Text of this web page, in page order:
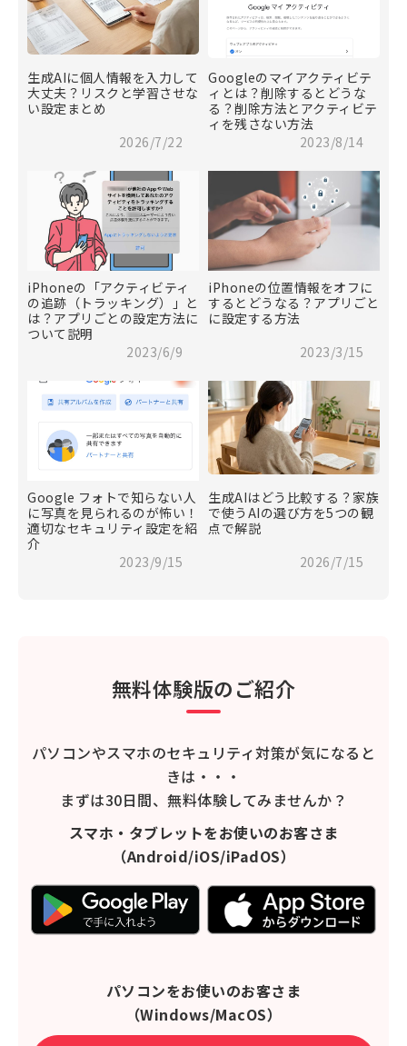
生成AIに個人情報を入力して
大丈夫？リスクと学習させな
い設定まとめ
2026/7/22
Googleのマイアクティビテ
ィとは？削除するとどうな
る？削除方法とアクティビテ
ィを残さない方法
2023/8/14
iPhoneの「アクティビティ
の追跡（トラッキング）」と
は？アプリごとの設定方法に
ついて説明
2023/6/9
iPhoneの位置情報をオフに
するとどうなる？アプリごと
に設定する方法
2023/3/15
Google フォトで知らない人
に写真を見られるのが怖い！
適切なセキュリティ設定を紹
介
2023/9/15
生成AIはどう比較する？家族
で使うAIの選び方を5つの観
点で解説
2026/7/15
無料体験版のご紹介
パソコンやスマホのセキュリティ対策が気になると
きは・・・
まずは30日間、無料体験してみませんか？
スマホ・タブレットをお使いのお客さま
（Android/iOS/iPadOS）
パソコンをお使いのお客さま
（Windows/MacOS）